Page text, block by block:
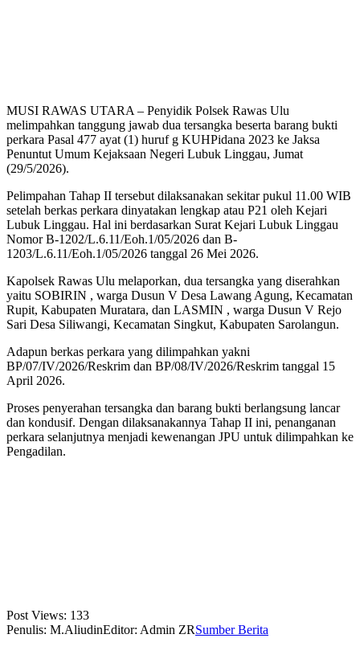
MUSI RAWAS UTARA – Penyidik Polsek Rawas Ulu
melimpahkan tanggung jawab dua tersangka beserta barang bukti
perkara Pasal 477 ayat (1) huruf g KUHPidana 2023 ke Jaksa
Penuntut Umum Kejaksaan Negeri Lubuk Linggau, Jumat
(29/5/2026).
Pelimpahan Tahap II tersebut dilaksanakan sekitar pukul 11.00 WIB
setelah berkas perkara dinyatakan lengkap atau P21 oleh Kejari
Lubuk Linggau. Hal ini berdasarkan Surat Kejari Lubuk Linggau
Nomor B-1202/L.6.11/Eoh.1/05/2026 dan B-
1203/L.6.11/Eoh.1/05/2026 tanggal 26 Mei 2026.
Kapolsek Rawas Ulu melaporkan, dua tersangka yang diserahkan
yaitu SOBIRIN , warga Dusun V Desa Lawang Agung, Kecamatan
Rupit, Kabupaten Muratara, dan LASMIN , warga Dusun V Rejo
Sari Desa Siliwangi, Kecamatan Singkut, Kabupaten Sarolangun.
Adapun berkas perkara yang dilimpahkan yakni
BP/07/IV/2026/Reskrim dan BP/08/IV/2026/Reskrim tanggal 15
April 2026.
Proses penyerahan tersangka dan barang bukti berlangsung lancar
dan kondusif. Dengan dilaksanakannya Tahap II ini, penanganan
perkara selanjutnya menjadi kewenangan JPU untuk dilimpahkan ke
Pengadilan.
Post Views: 133
Penulis: M.AliudinEditor: Admin ZRSumber Berita